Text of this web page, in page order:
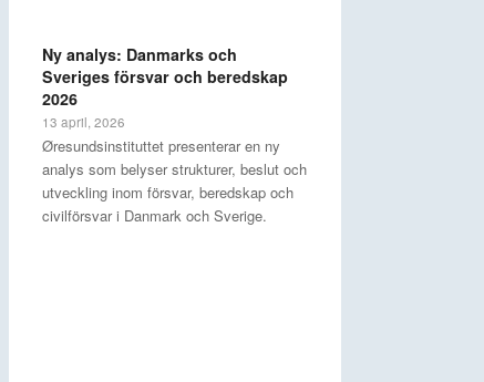
Ny analys: Danmarks och
Sveriges försvar och beredskap
2026
13 april, 2026
Øresundsinstituttet presenterar en ny
analys som belyser strukturer, beslut och
utveckling inom försvar, beredskap och
civilförsvar i Danmark och Sverige.